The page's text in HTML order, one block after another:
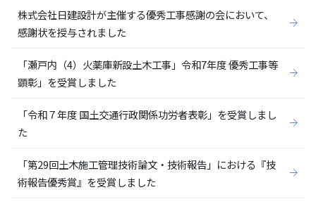
株式会社日建設計が主催する優秀工事感謝の会において、
感謝状を授与されました
「瀬戸内（4）火薬庫新設土木工事」令和7年度 優秀工事等
顕彰」を受賞しました
「令和７年度 国土交通行政関係功労者表彰」を受賞しまし
た
「第29回土木施工管理技術論文・技術報告」における『技
術報告優秀賞』を受賞しました